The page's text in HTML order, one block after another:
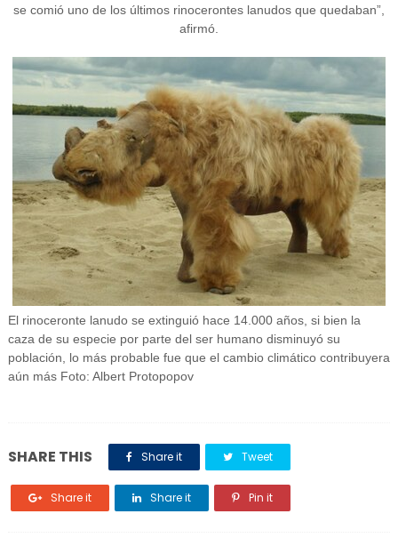
se comió uno de los últimos rinocerontes lanudos que quedaban”,
afirmó.
El rinoceronte lanudo se extinguió hace 14.000 años, si bien la
caza de su especie por parte del ser humano disminuyó su
población, lo más probable fue que el cambio climático contribuyera
aún más Foto: Albert Protopopov
SHARE THIS Share it Tweet
Share it Share it Pin it